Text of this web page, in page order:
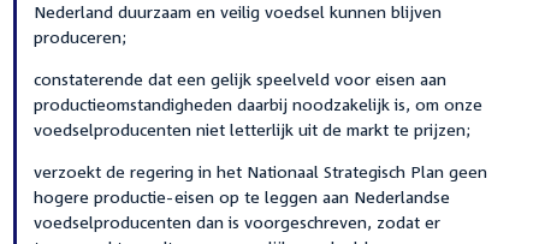
Nederland duurzaam en veilig voedsel kunnen blijven
produceren;
constaterende dat een gelijk speelveld voor eisen aan
productieomstandigheden daarbij noodzakelijk is, om onze
voedselproducenten niet letterlijk uit de markt te prijzen;
verzoekt de regering in het Nationaal Strategisch Plan geen
hogere productie-eisen op te leggen aan Nederlandse
voedselproducenten dan is voorgeschreven, zodat er